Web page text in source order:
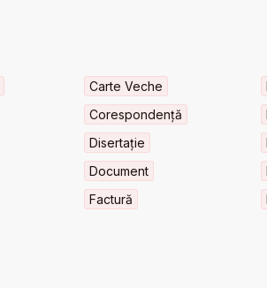
Carte Veche
Corespondență
Disertație
Document
Factură